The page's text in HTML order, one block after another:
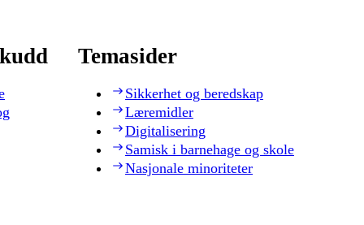
Temasider
Sikkerhet og beredskap
Læremidler
Digitalisering
Samisk i barnehage og skole
Nasjonale minoriteter